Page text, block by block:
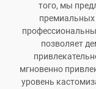
того, мы
позволяет
мгновенно
уровень